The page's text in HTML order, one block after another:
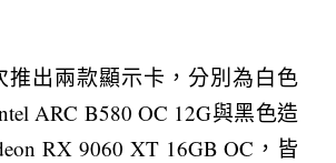
推出兩款顯示卡，分別為白色
ARC B580 OC 12G與黑色造
RX 9060 XT 16GB OC，皆